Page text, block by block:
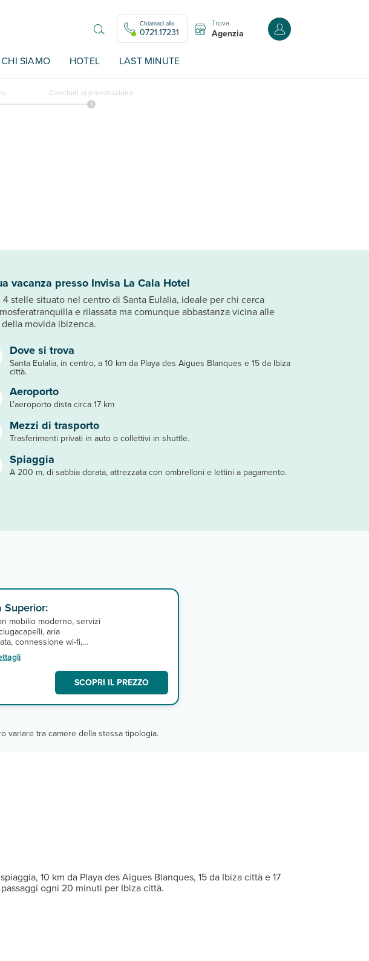
Chiamaci allo
0721.17231
Trova
Agenzia Accedi o registrati
CHI SIAMO HOTEL LAST MINUTE
Concludi la prenotazione
Dove si trova
Santa Eulalia, in centro, a 10 km da Playa des Aigues Blanques e 15 da Ibiza
città.
Aeroporto
L'aeroporto dista circa 17 km
Mezzi di trasporto
Trasferimenti privati in auto o collettivi in shuttle.
Spiaggia
A 200 m, di sabbia dorata, attrezzata con ombrelloni e lettini a pagamento.
vacanza presso Invisa La Cala Hotel
4 stelle situato nel centro di Santa Eulalia, ideale per chi cerca
e rilassata ma comunque abbastanza vicina alle
movida ibizenca.
Superior:
mobilio moderno, servizi
aria
connessione wi-fi,
a soffitto, telefono, tv,
o balcone. A
minibar e cassetta di
SCOPRI IL PREZZO
variare tra camere della stessa tipologia.
10 km da Playa des Aigues Blanques, 15 da Ibiza città e 17
ogni 20 minuti per Ibiza città.
in hotel).
Meal avranno a disposizione tanti pasti quante le notti di soggiorno,
comuni. A pagamento, servizio medico, centro Spa con sauna, bagno turco e